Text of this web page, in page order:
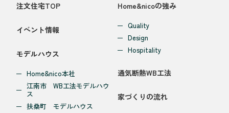
注文住宅TOP
イベント情報
モデルハウス
Home&nico本社
江南市 WB工法モデルハウ
ス
扶桑町 モデルハウス
Home&nicoの強み
Quality
Design
Hospitality
通気断熱WB工法
家づくりの流れ